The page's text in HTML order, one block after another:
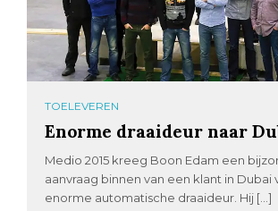
TOELEVEREN
Enorme draaideur naar
Medio 2015 kreeg Boon Edam een
aanvraag binnen van een klant in Dubai
enorme automatische draaideur. Hij […]